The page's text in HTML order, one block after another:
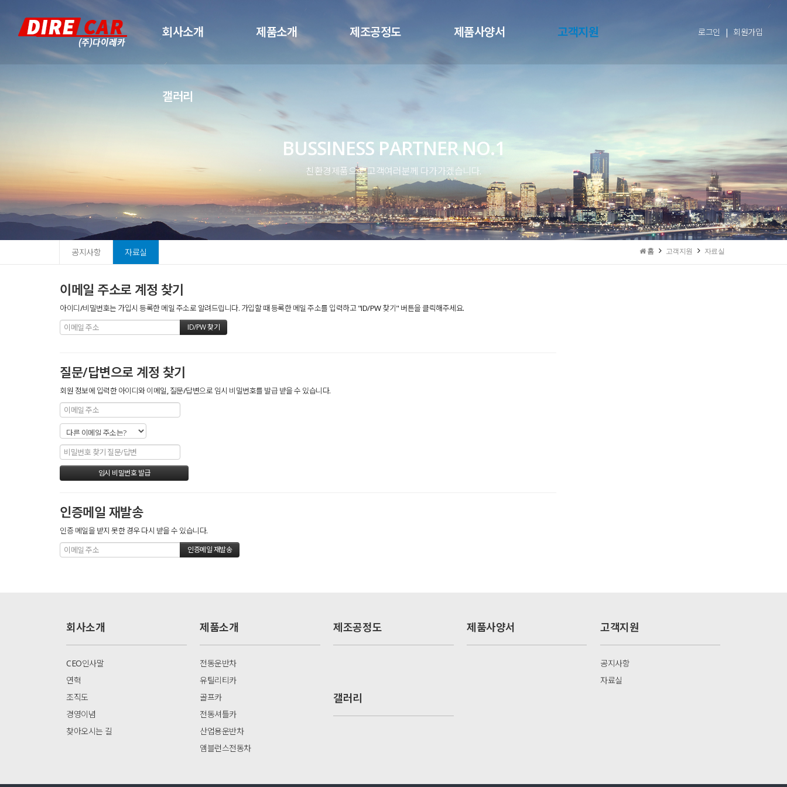
로그인 | 회원가입
회사소개 제품소개 제조공정도 제품사양서 고객지원
갤러리
BUSSINESS PARTNER NO.1
친환경제품으로 고객여러분께 다가가겠습니다.
공지사항 자료실 홈 고객지원 자료실
이메일 주소로 계정 찾기
아이디/비밀번호는 가입시 등록한 메일 주소로 알려드립니다. 가입할 때 등록한 메일 주소를 입력하고 "ID/PW 찾기" 버튼을 클릭해주세요.
질문/답변으로 계정 찾기
회원 정보에 입력한 아이디와 이메일, 질문/답변으로 임시 비밀번호를 발급 받을 수 있습니다.
인증메일 재발송
인증 메일을 받지 못한 경우 다시 받을 수 있습니다.
회사소개
CEO인사말
연혁
조직도
경영이념
찾아오시는 길
제품소개
전동운반차
유틸리티카
골프카
전동셔틀카
산업용운반차
앰블런스전동차
제조공정도 제품사양서 고객지원
공지사항
자료실
갤러리